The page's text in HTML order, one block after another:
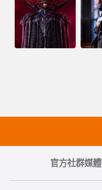
官方社群媒體